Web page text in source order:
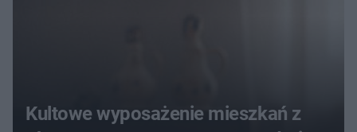
Kultowe wyposażenie mieszkań z